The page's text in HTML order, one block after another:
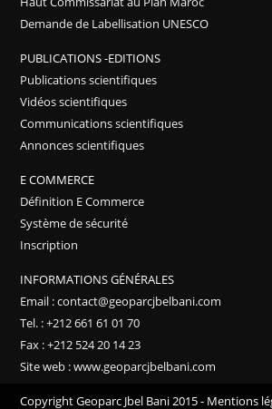
Demande de Labellisation UNESCO
PUBLICATIONS -EDITIONS
Publications scientifiques
Vidéos scientifiques
Communications scientifiques
Annonces scientifiques
E COMMERCE
Définition E Commerce
Système de sécurité
Inscription
INFORMATIONS GÉNÉRALES
Email : contact@geoparcjbelbani.com
Tel. : +212 661 61 01 70
Fax : +212 524 20 14 23
Site web : www.geoparcjbelbani.com
Copyright Geoparc Jbel Bani 2015 - Mentions